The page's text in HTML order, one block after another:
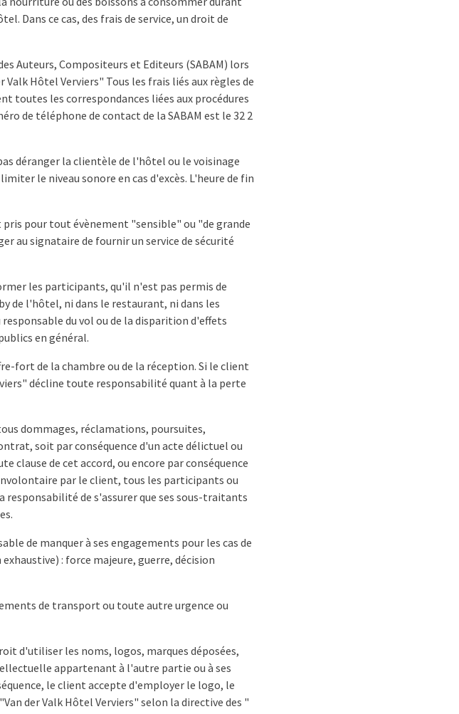
Dans ce cas, des frais de service, un droit de
Auteurs, Compositeurs et Editeurs (SABAM) lors
Hôtel Verviers" Tous les frais liés aux règles de
toutes les correspondances liées aux procédures
de téléphone de contact de la SABAM est le 32 2
déranger la clientèle de l'hôtel ou le voisinage
le niveau sonore en cas d'excès. L'heure de fin
pour tout évènement "sensible" ou "de grande
au signataire de fournir un service de sécurité
les participants, qu'il n'est pas permis de
de l'hôtel, ni dans le restaurant, ni dans les
du vol ou de la disparition d'effets
en général.
fort de la chambre ou de la réception. Si le client
décline toute responsabilité quant à la perte
dommages, réclamations, poursuites,
soit par conséquence d'un acte délictuel ou
clause de cet accord, ou encore par conséquence
par le client, tous les participants ou
responsabilité de s'assurer que ses sous-traitants
de manquer à ses engagements pour les cas de
: force majeure, guerre, décision
de transport ou toute autre urgence ou
d'utiliser les noms, logos, marques déposées,
appartenant à l'autre partie ou à ses
le client accepte d'employer le logo, le
der Valk Hôtel Verviers" selon la directive des "